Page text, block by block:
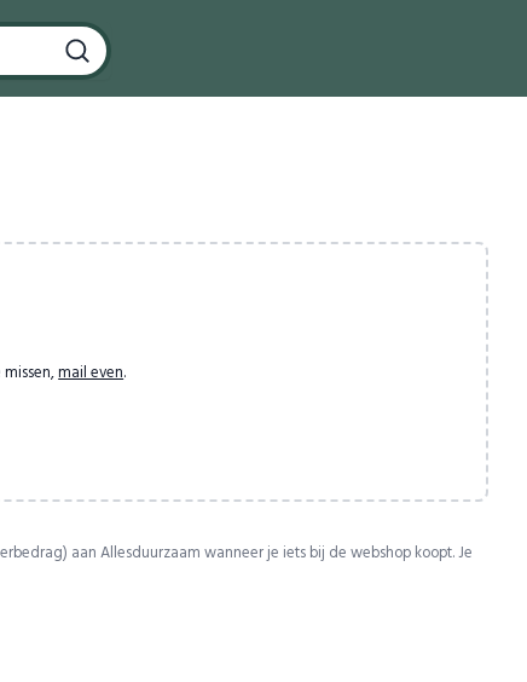
missen,mail even.
aan Allesduurzaam wanneer je iets bij de webshop koopt. Je